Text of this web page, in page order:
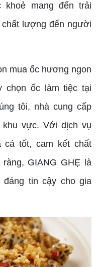
mang đến trải
chất lượng đến người
mua ốc hương ngon
chọn ốc làm tiệc tại
tôi, nhà cung cấp
vực. Với dịch vụ
cả tốt, cam kết chất
GIANG GHẸ là
tin cậy cho gia